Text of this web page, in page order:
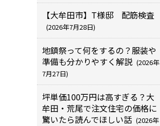
【大牟田市】T様邸 配筋検査
(2026年7月28日)
地鎮祭って何をするの？服装や
準備も分かりやすく解説 (2026年
7月27日)
坪単価100万円は高すぎる？大
牟田・荒尾で注文住宅の価格に
驚いたら読んでほしい話 (2026年